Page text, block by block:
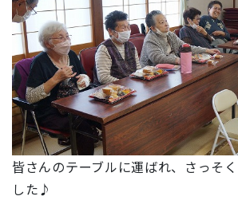
皆さんのテーブルに運ばれ、さっそ
した♪